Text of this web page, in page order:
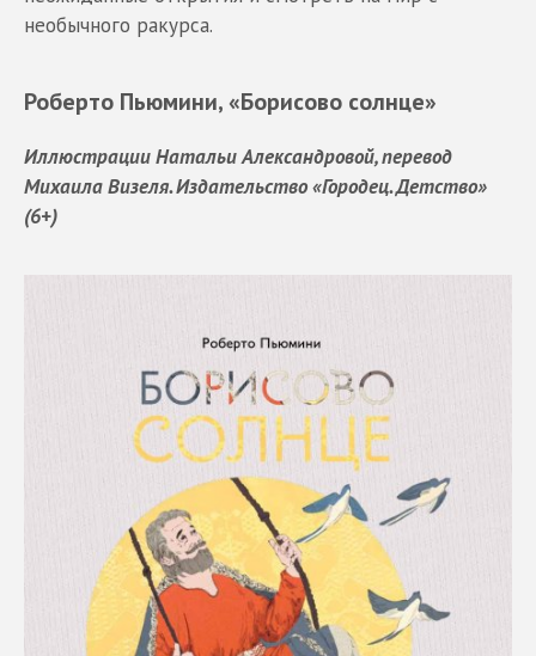
необычного ракурса.
Роберто Пьюмини, «Борисово солнце»
Иллюстрации Натальи Александровой, перевод
Михаила Визеля. Издательство «Городец. Детство»
(6+)